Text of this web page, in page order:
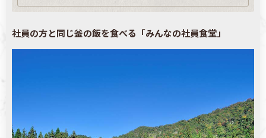
社員の方と同じ釜の飯を食べる「みんなの社員食堂」